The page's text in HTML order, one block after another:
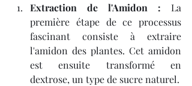
Extraction de l'Amidon : La
première étape de ce processus
fascinant consiste à extraire
l'amidon des plantes. Cet amidon
est ensuite transformé en
dextrose, un type de sucre naturel.